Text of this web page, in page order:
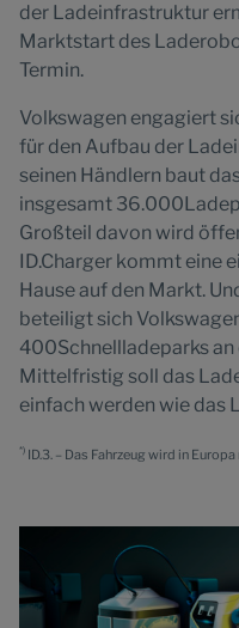
der Ladeinfrastruktur
Marktstart des
Termin.
Volkswagen engagiert
für den Aufbau der
seinen Händlern baut
insgesamt
Großteil davon wird
ID.Charger kommt eine
Hause auf den Markt.
beteiligt sich
400Schnellladeparks
Mittelfristig soll das
einfach werden wie das
*) ID.3. – Das Fahrzeug wird in